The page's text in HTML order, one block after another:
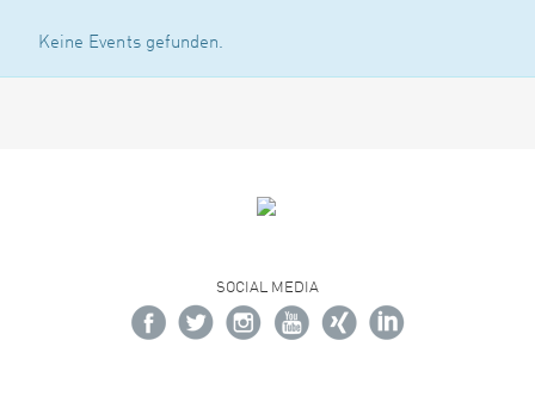
Keine Events gefunden.
SOCIAL MEDIA